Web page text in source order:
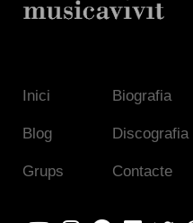
Inici Biografia
Blog Discografia
Grups Contacte